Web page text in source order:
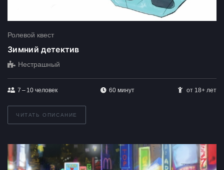
Ролевой квест
Зимний детектив
Нестрашный
7 – 10 человек 60 минут от 18+ лет
ЧИТАТЬ ОПИСАНИЕ